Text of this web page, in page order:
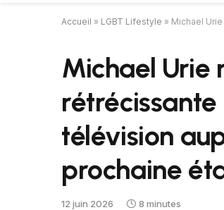
Accueil » LGBT Lifestyle » Michael
Michael Urie
télévision
prochaine
12 juin 2026 8 minutes